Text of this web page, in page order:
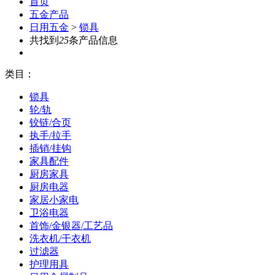
五金产品
日用五金 > 锁具
共找到 25条产品信息
类目：
锁具
轮/轨
铰链/合页
执手/拉手
插销/挂钩
家具配件
厨房家具
厨房电器
家居小家电
卫浴电器
首饰/金银器/工艺品
洗衣机/干衣机
过滤器
护理用具